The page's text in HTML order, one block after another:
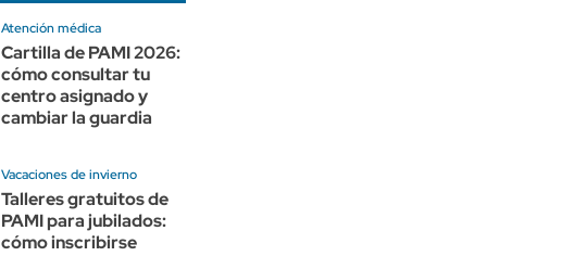
Atención médica
Cartilla de PAMI 2026:
cómo consultar tu
centro asignado y
cambiar la guardia
Vacaciones de invierno
Talleres gratuitos de
PAMI para jubilados:
cómo inscribirse